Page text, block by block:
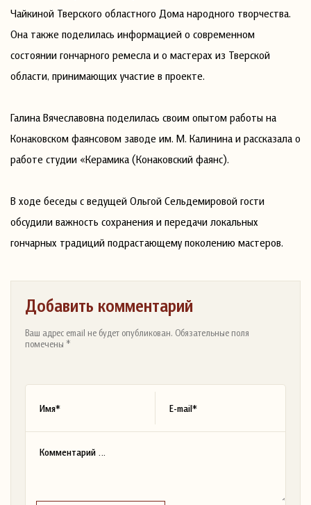
Чайкиной Тверского областного Дома народного творчества.
Она также поделилась информацией о современном
состоянии гончарного ремесла и о мастерах из Тверской
области, принимающих участие в проекте.
Галина Вячеславовна поделилась своим опытом работы на
Конаковском фаянсовом заводе им. М. Калинина и рассказала о
работе студии «Керамика (Конаковский фаянс).
В ходе беседы с ведущей Ольгой Сельдемировой гости
обсудили важность сохранения и передачи локальных
гончарных традиций подрастающему поколению мастеров.
Добавить комментарий
Ваш адрес email не будет опубликован. Обязательные поля
помечены *